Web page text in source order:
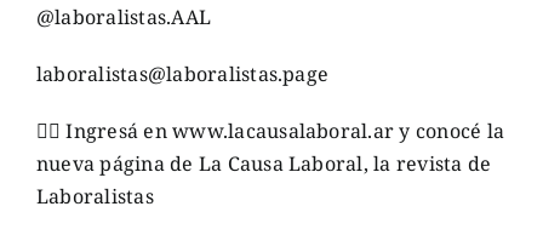
@laboralistas.AAL
laboralistas@laboralistas.page
👉🏼 Ingresá enwww.lacausalaboral.ary conocé la
nueva página de La Causa Laboral, la revista de
Laboralistas